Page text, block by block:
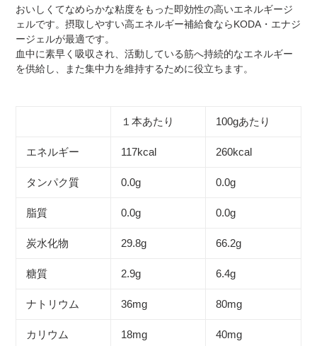
に
を
追
加
おいしくてなめらかな粘度をもった即効性の高いエネルギージ
ェルです。摂取しやすい高エネルギー補給食ならKODA・エナジ
ージェルが最適です。
血中に素早く吸収され、活動している筋へ持続的なエネルギー
を供給し、また集中力を維持するために役立ちます。
１本あたり 100gあたり
エネルギー 117kcal 260kcal
タンパク質 0.0g 0.0g
脂質 0.0g 0.0g
炭水化物 29.8g 66.2g
糖質 2.9g 6.4g
ナトリウム 36mg 80mg
カリウム 18mg 40mg